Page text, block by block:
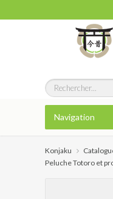
Navigation
Konjaku
Peluche Totoro et